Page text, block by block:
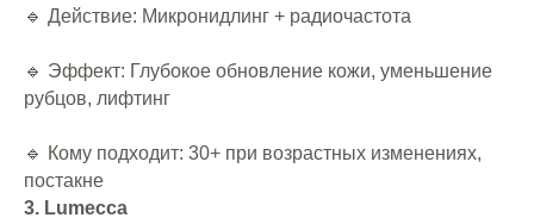
🔹 Действие: Микронидлинг + радиочастота
🔹 Эффект: Глубокое обновление кожи, уменьшение
рубцов, лифтинг
🔹 Кому подходит: 30+ при возрастных изменениях,
постакне
3. Lumecca